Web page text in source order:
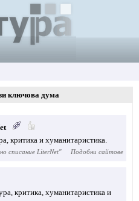
ключова дума
критика и хуманитаристика.
списание LiterNet" Подобни сайтове
критика, хуманитаристика и